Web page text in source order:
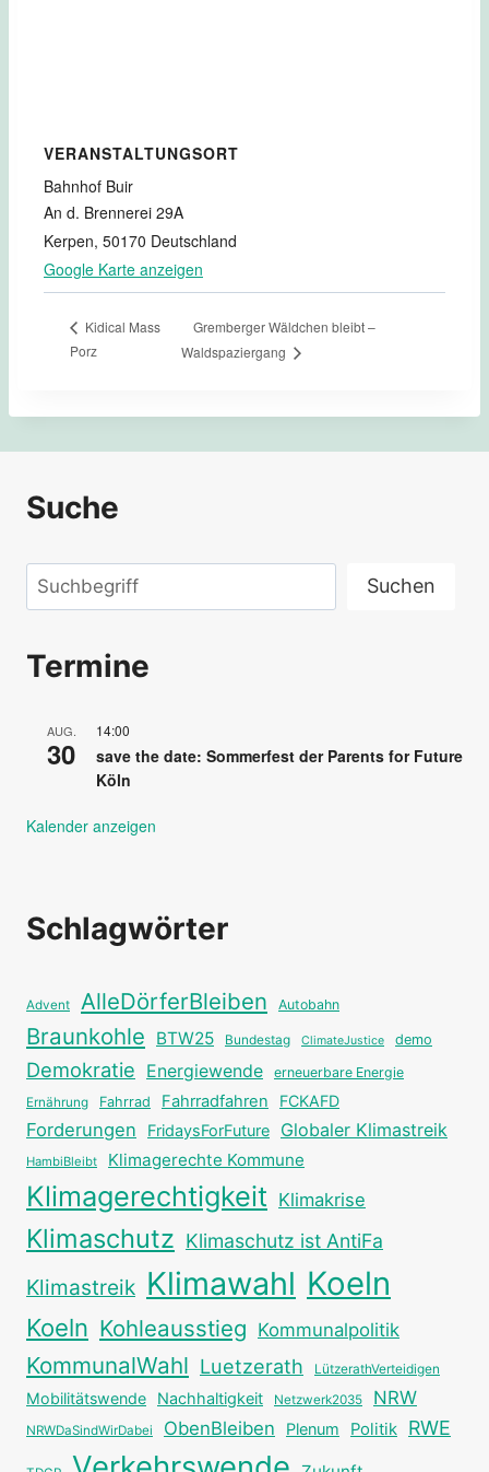
VERANSTALTUNGSORT
Bahnhof Buir
An d. Brennerei 29A
Kerpen, 50170 Deutschland
Google Karte anzeigen
Kidical Mass
Porz
Gremberger Wäldchen bleibt –
Waldspaziergang
Suche
Suchen Suchen
Termine
AUG.
30
14:00
save the date: Sommerfest der Parents for Future
Köln
Kalender anzeigen
Schlagwörter
Advent AlleDörferBleiben Autobahn
Braunkohle BTW25 Bundestag ClimateJustice demo
Demokratie Energiewende erneuerbare Energie
Ernährung Fahrrad Fahrradfahren FCKAFD
Forderungen FridaysForFuture Globaler Klimastreik
HambiBleibt Klimagerechte Kommune
Klimagerechtigkeit Klimakrise
Klimaschutz Klimaschutz ist AntiFa
Klimastreik Klimawahl Koeln
Koeln Kohleausstieg Kommunalpolitik
KommunalWahl Luetzerath LützerathVerteidigen
Mobilitätswende Nachhaltigkeit Netzwerk2035 NRW
NRWDaSindWirDabei ObenBleiben Plenum Politik RWE